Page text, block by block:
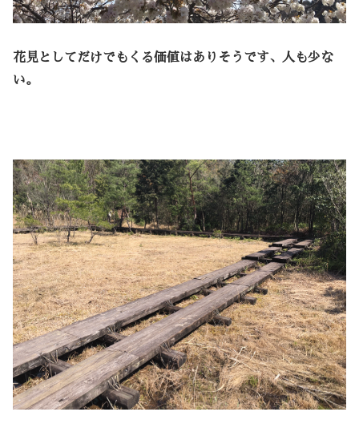
花見としてだけでもくる価値はありそうです、人も少な
い。